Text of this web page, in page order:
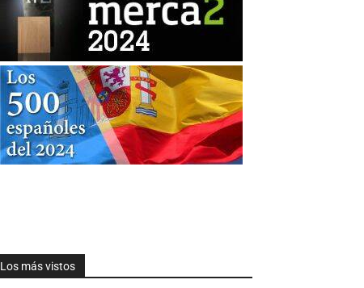
Los más vistos